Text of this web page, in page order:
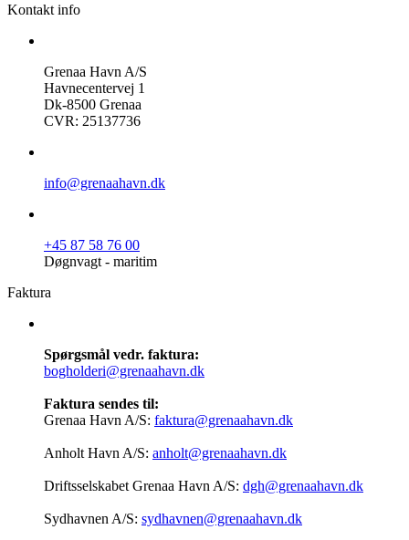
Kontakt info
Grenaa Havn A/S
Havnecentervej 1
Dk-8500 Grenaa
CVR: 25137736
info@grenaahavn.dk
+45 87 58 76 00
Døgnvagt - maritim
Faktura
Spørgsmål vedr. faktura:
bogholderi@grenaahavn.dk
Faktura sendes til:
Grenaa Havn A/S: faktura@grenaahavn.dk
Anholt Havn A/S: anholt@grenaahavn.dk
Driftsselskabet Grenaa Havn A/S: dgh@grenaahavn.dk
Sydhavnen A/S: sydhavnen@grenaahavn.dk